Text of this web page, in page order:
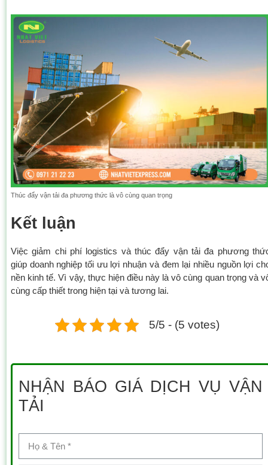
Thúc đẩy vận tải đa phương thức là vô cùng quan trọng
Kết luận
Việc giảm chi phí logistics và thúc đẩy vận tải đa phương
giúp doanh nghiệp tối ưu lợi nhuận và đem lại nhiều nguồn lợi
nền kinh tế. Vì vậy, thực hiện điều này là vô cùng quan trọng và
cùng cấp thiết trong hiện tại và tương lai.
5/5 - (5 votes)
NHẬN BÁO GIÁ DỊCH VỤ VẬN
TẢI